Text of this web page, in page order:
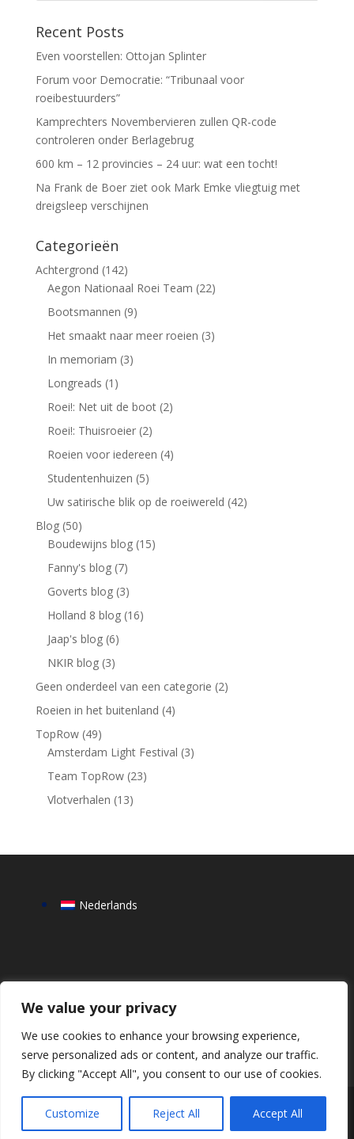
We value your privacy
We use cookies to enhance your browsing experience,
serve personalized ads or content, and analyze our traffic.
By clicking "Accept All", you consent to our use of cookies.
Customize Reject All Accept All
Recent Posts
Even voorstellen: Ottojan Splinter
Forum voor Democratie: “Tribunaal voor
roeibestuurders”
Kamprechters Novembervieren zullen QR-code
controleren onder Berlagebrug
600 km – 12 provincies – 24 uur: wat een tocht!
Na Frank de Boer ziet ook Mark Emke vliegtuig met
dreigsleep verschijnen
Categorieën
Achtergrond (142)
Aegon Nationaal Roei Team (22)
Bootsmannen (9)
Het smaakt naar meer roeien (3)
In memoriam (3)
Longreads (1)
Roei!: Net uit de boot(2)
Roei!: Thuisroeier(2)
Roeien voor iedereen (4)
Studentenhuizen (5)
Uw satirische blik op de roeiwereld (42)
Blog(50)
Boudewijns blog(15)
Fanny's blog(7)
Goverts blog(3)
Holland 8 blog(16)
Jaap's blog(6)
NKIR blog(3)
Geen onderdeel van een categorie (2)
Roeien in het buitenland (4)
TopRow(49)
Amsterdam Light Festival (3)
Team TopRow(23)
Vlotverhalen (13)
Nederlands
Copyright © 2023 TopRow BV, Weesperzijde 1094,
1097 DS Amsterdam, The Netherlands